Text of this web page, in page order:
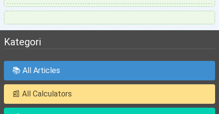
Kategori
📚 All Articles
📰 All Calculators